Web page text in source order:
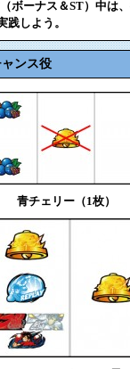
ボーナス＆ST）中は
践しよう。
ンス役
青チェリー（1枚）